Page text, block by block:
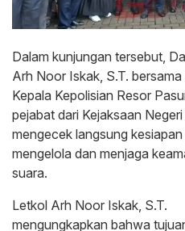
Dalam kunjungan tersebut,
Arh Noor Iskak, S.T.
Kepala Kepolisian Resor
pejabat dari Kejaksaan
mengecek langsung
mengelola dan menjaga
suara.
Letkol Arh Noor Iskak, S.T.
mengungkapkan bahwa